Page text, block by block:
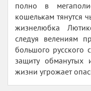
полно в
кошелькам тянутся
жизнелюбка
следуя велениям
большого русского
защиту
жизни угрожает